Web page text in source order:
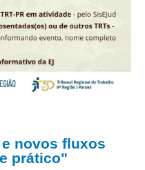
Sexual
novos fluxos
prático"